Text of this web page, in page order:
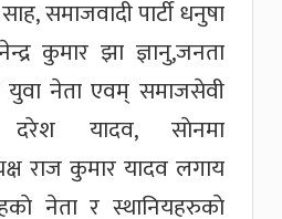
समाजवादी पार्टी धनुषा
कुमार झा ज्ञानु,जनता
युवा नेता एवम् समाजसेवी
यादव, साेनमा
राज कुमार यादव लगाय
नेता र स्थानियहरुकाे